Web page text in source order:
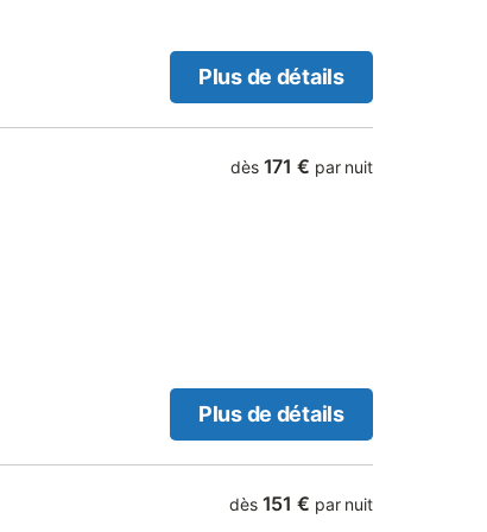
Plus de détails
dès 171 € par nuit
Plus de détails
dès 151 € par nuit